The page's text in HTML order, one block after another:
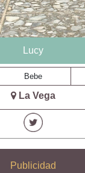
Lucy
Bebe
La Vega
Publicidad